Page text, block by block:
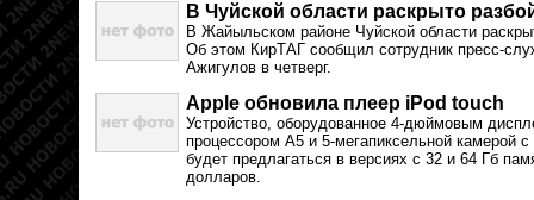
В Чуйской области раскрыто
В Жайыльском районе Чуйской области
Об этом КирТАГ сообщил сотрудник пресс-
Ажигулов в четверг.
Apple обновила плеер iPod touch
Устройство, оборудованное 4-дюймовым
процессором A5 и 5-мегапиксельной камерой
будет предлагаться в версиях с 32 и 64 Гб
долларов.